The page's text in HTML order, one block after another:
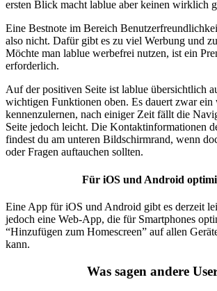
ersten Blick macht lablue aber keinen wirklich
Eine Bestnote im Bereich
also nicht. Dafür gibt es zu viel Werbung und
Möchte man lablue werbefrei nutzen, ist ein
erforderlich.
Auf der positiven Seite ist lablue übersichtlich
wichtigen Funktionen oben. Es dauert zwar ein
kennenzulernen, nach einiger Zeit fällt die
Seite jedoch leicht. Die Kontaktinformationen
findest du am unteren Bildschirmrand, wenn
oder Fragen auftauchen sollten.
Für iOS und Android
Eine App für iOS und Android gibt es derzeit
jedoch eine Web-App, die für Smartphones
“Hinzufügen zum Homescreen” auf allen
kann.
Was sagen andere